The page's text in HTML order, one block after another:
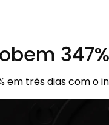
em três dias com o